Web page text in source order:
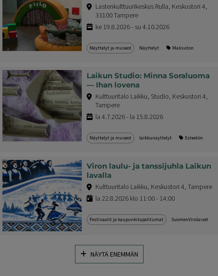
Lastenkulttuurikeskus Rulla, Keskustori 4,
33100 Tampere
ke 19.8.2026 - su 4.10.2026
Näyttelyt ja museot Näyttelyt Maksuton
Laikun Studio: Minna Soraluoma
— Ihan lovena
Kulttuuritalo Laikku, Studio, Keskustori 4,
Tampere
la 4.7.2026 - la 15.8.2026
Näyttelyt ja museot laikkunayttelyt Esteetön
Viron laulu- ja tanssijuhla Laikun
lavalla
Kulttuuritalo Laikku, Keskustori 4, Tampere
la 22.8.2026 klo 11:00 - 14:00
Festivaalit ja kaupunkitapahtumat SuomenVirolaiset
NÄYTÄ ENEMMÄN